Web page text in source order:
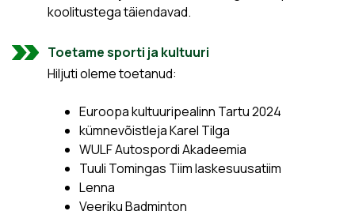
koolitustega täiendavad.
Toetame sporti ja kultuuri
Hiljuti oleme toetanud:
Euroopa kultuuripealinn Tartu 2024
kümnevõistleja Karel Tilga
WULF Autospordi Akadeemia
Tuuli Tomingas Tiim laskesuusatiim
Lenna
Veeriku Badminton